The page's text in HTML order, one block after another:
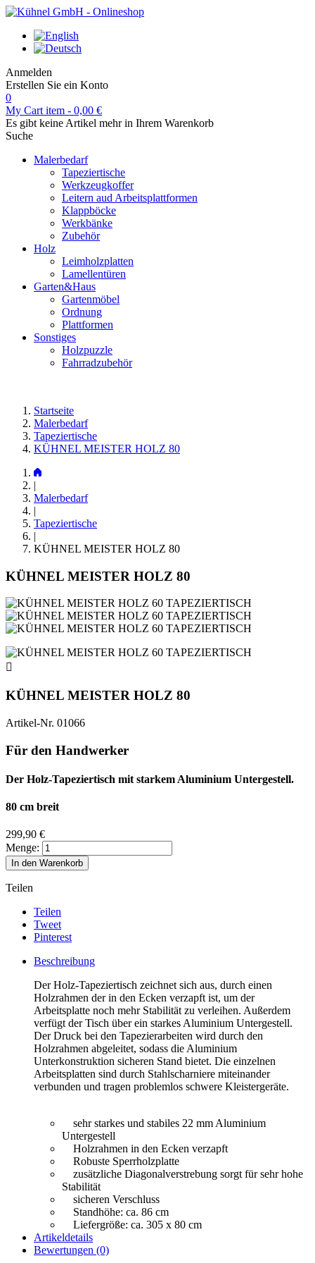
Anmelden
Erstellen Sie ein Konto
0
My Cart item - 0,00 €
Es gibt keine Artikel mehr in Ihrem Warenkorb
Suche
Malerbedarf
Tapeziertische
Werkzeugkoffer
Leitern aud Arbeitsplattformen
Klappböcke
Werkbänke
Zubehör
Holz
Leimholzplatten
Lamellentüren
Garten&Haus
Gartenmöbel
Ordnung
Plattformen
Sonstiges
Holzpuzzle
Fahrradzubehör
Startseite
Malerbedarf
Tapeziertische
KÜHNEL MEISTER HOLZ 80
|
Malerbedarf
|
Tapeziertische
|
KÜHNEL MEISTER HOLZ 80
KÜHNEL MEISTER HOLZ 80

KÜHNEL MEISTER HOLZ 80
Artikel-Nr. 01066
Für den Handwerker
Der Holz-Tapeziertisch mit starkem Aluminium Untergestell.
80 cm breit
299,90 €
Menge:
In den Warenkorb
Teilen
Teilen
Tweet
Pinterest
Beschreibung
Der Holz-Tapeziertisch zeichnet sich aus, durch einen
Holzrahmen der in den Ecken verzapft ist, um der
Arbeitsplatte noch mehr Stabilität zu verleihen. Außerdem
verfügt der Tisch über ein starkes Aluminium Untergestell.
Der Druck bei den Tapezierarbeiten wird durch den
Holzrahmen abgeleitet, sodass die Aluminium
Unterkonstruktion sicheren Stand bietet. Die einzelnen
Arbeitsplatten sind durch Stahlscharniere miteinander
verbunden und tragen problemlos schwere Kleistergeräte.
sehr starkes und stabiles 22 mm Aluminium
Untergestell
Holzrahmen in den Ecken verzapft
Robuste Sperrholzplatte
zusätzliche Diagonalverstrebung sorgt für sehr hohe
Stabilität
sicheren Verschluss
Standhöhe: ca. 86 cm
Liefergröße: ca. 305 x 80 cm
Artikeldetails
Bewertungen (0)